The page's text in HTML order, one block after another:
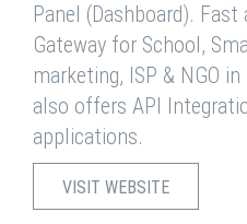
Panel (Dashboard).
Gateway for School,
marketing, ISP & NGO in
also offers API
applications.
VISIT WEBSITE